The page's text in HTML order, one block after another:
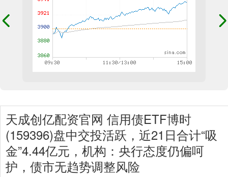
天成创亿配资官网 信用债ETF博时
(159396)盘中交投活跃，近21日合计“吸
金”4.44亿元，机构：央行态度仍偏呵
护，债市无趋势调整风险